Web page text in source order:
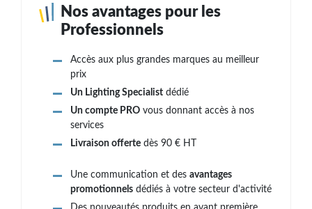
Nos avantages pour les
Professionnels
Accès aux plus grandes marques au meilleur
prix
Un Lighting Specialist dédié
Un compte PRO vous donnant accès à nos
services
Livraison offerte dès 90 € HT
Une communication et des avantages
promotionnels dédiés à votre secteur d'activité